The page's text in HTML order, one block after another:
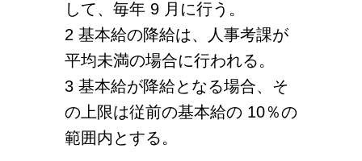
して、毎年 9 月に行う。
2 基本給の降給は、人事考課が
平均未満の場合に行われる。
3 基本給が降給となる場合、そ
の上限は従前の基本給の 10％の
範囲内とする。